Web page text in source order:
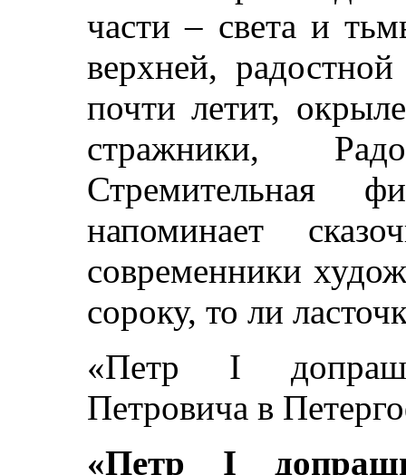
части – света и
верхней,
почти летит,
стражники,
Стремительная
напоминает
современники
сороку, то ли
«Петр I
Петровича в
«Петр I